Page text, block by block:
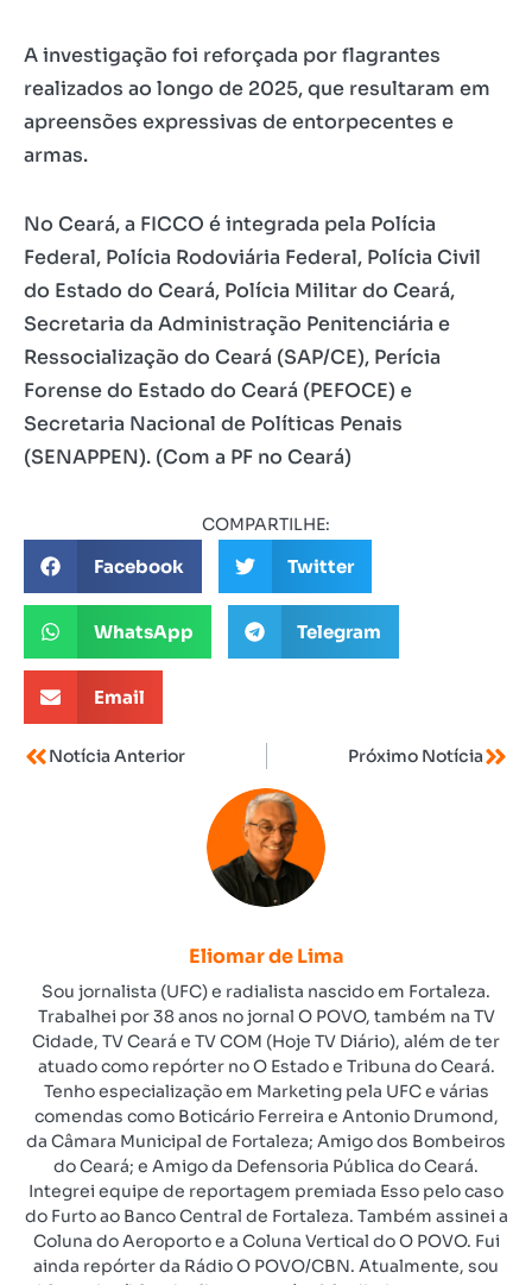
A investigação foi reforçada por flagrantes
realizados ao longo de 2025, que resultaram em
apreensões expressivas de entorpecentes e
armas.
No Ceará, a FICCO é integrada pela Polícia
Federal, Polícia Rodoviária Federal, Polícia Civil
do Estado do Ceará, Polícia Militar do Ceará,
Secretaria da Administração Penitenciária e
Ressocialização do Ceará (SAP/CE), Perícia
Forense do Estado do Ceará (PEFOCE) e
Secretaria Nacional de Políticas Penais
(SENAPPEN). (Com a PF no Ceará)
COMPARTILHE:
Facebook Twitter
WhatsApp Telegram
Email
Notícia Anterior Próximo Notícia
Eliomar de Lima
Sou jornalista (UFC) e radialista nascido em Fortaleza.
Trabalhei por 38 anos no jornal O POVO, também na TV
Cidade, TV Ceará e TV COM (Hoje TV Diário), além de ter
atuado como repórter no O Estado e Tribuna do Ceará.
Tenho especialização em Marketing pela UFC e várias
comendas como Boticário Ferreira e Antonio Drumond,
da Câmara Municipal de Fortaleza; Amigo dos Bombeiros
do Ceará; e Amigo da Defensoria Pública do Ceará.
Integrei equipe de reportagem premiada Esso pelo caso
do Furto ao Banco Central de Fortaleza. Também assinei a
Coluna do Aeroporto e a Coluna Vertical do O POVO. Fui
ainda repórter da Rádio O POVO/CBN. Atualmente, sou